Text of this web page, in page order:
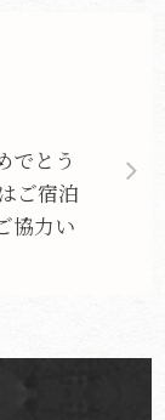
でとう
ご宿泊
協力い